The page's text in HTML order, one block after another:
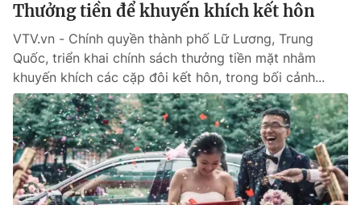
Chuyên mục khác
Emagazine Podcast
Photo Infographic
Video Shorts video
VTV Money VTV Thể thao
Thưởng tiền để khuyến khích kết hôn
VTV.vn - Chính quyền thành phố Lữ Lương, Trung
Quốc, triển khai chính sách thưởng tiền mặt nhằm
khuyến khích các cặp đôi kết hôn, trong bối cảnh...